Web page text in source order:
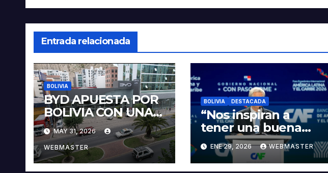
Entrada relacionada
BOLIVIA
BYD APUESTA POR
BOLIVIA CON UNA
PROPUESTA
INTEGRAL PARA
IMPULSAR LA
ELECTROMOVILIDA
MAY 31, 2026
WEBMASTER
BOLIVIA DESTACADA
“Nos inspiran a
tener una buena
vecindad”, Kast
sobre discurso del
presidente Rodrigo
ENE 29, 2026 WEBMASTER